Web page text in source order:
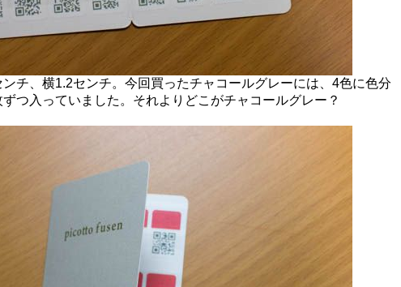
チ、横1.2センチ。今回買ったチャコールグレーには、4色に色分
つ入っていました。それよりどこがチャコールグレー？